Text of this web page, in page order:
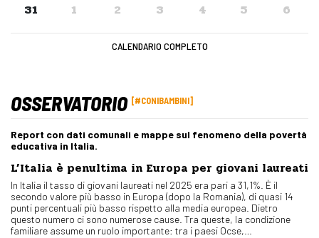
31
1 2 3 4 5 6
CALENDARIO COMPLETO
OSSERVATORIO #CONIBAMBINI
Report con dati comunali e mappe sul fenomeno della povertà
educativa in Italia.
L’Italia è penultima in Europa per giovani laureati
In Italia il tasso di giovani laureati nel 2025 era pari a 31,1%. È il
secondo valore più basso in Europa (dopo la Romania), di quasi 14
punti percentuali più basso rispetto alla media europea. Dietro
questo numero ci sono numerose cause. Tra queste, la condizione
familiare assume un ruolo importante: tra i paesi Ocse,…